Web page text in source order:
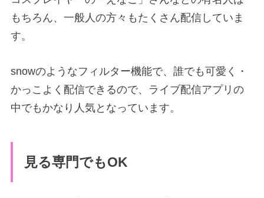
もちろん、一般人の方々もたくさん配信していま
す。
snowのようなフィルター機能で、誰でも可愛く・
かっこよく配信できるので、ライブ配信アプリの
中でもかなり人気となっています。
見る専門でもOK